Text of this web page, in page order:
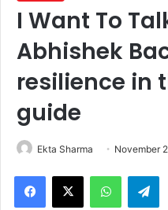
I Want To
Abhishek
resilience in
guide
Ekta Sharma November
Facebook
X WhatsApp